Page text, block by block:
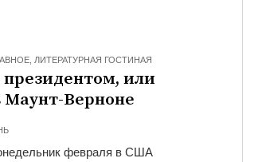
, ЛИТЕРАТУРНАЯ ГОСТИНАЯ
или
Верноне
февраля в США